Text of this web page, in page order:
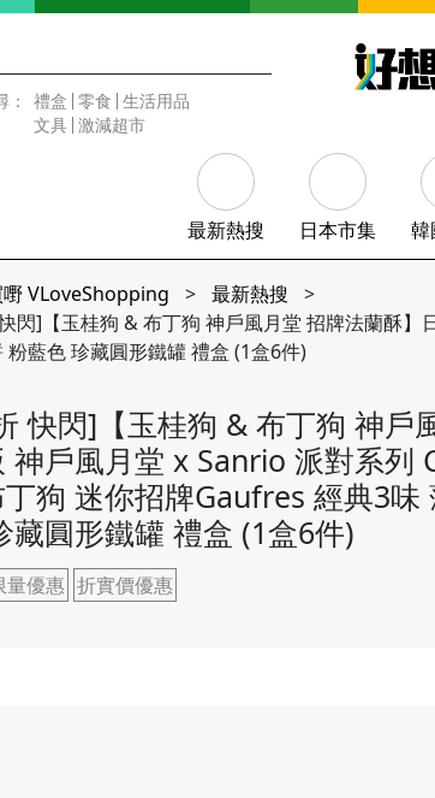
： 禮盒 零食 生活用品
文具 激減超市
最新熱搜 日本市集 韓
VLoveShopping > 最新熱搜
>
閃]【玉桂狗 & 布丁狗 神戶風月堂 招牌法蘭酥
粉藍色 珍藏圓形鐵罐 禮盒 (1盒6件)
快閃]【玉桂狗 & 布丁狗 神戶
神戶風月堂 x Sanrio 派對系列
狗 迷你招牌Gaufres 經典3味
藏圓形鐵罐 禮盒 (1盒6件)
量優惠 折實價優惠